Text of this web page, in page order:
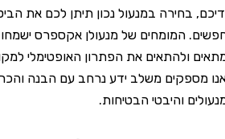
בחירה במנעול נכון תיתן לכם את
המומחים של מנעולן אקספרס ישמחו
ולהתאים את הפתרון האופטימלי למקום
משלב ידע נרחב עם הבנה והכרה
והיבטי הבטיחות.